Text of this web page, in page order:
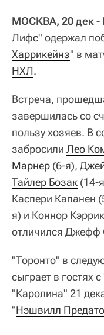
МОСКВА, 20 дек -
Лифс" одержал
Харрикейнз" в
НХЛ.
Встреча,
завершилась со
пользу хозяев. В
забросили Лео
Марнер (6-я),
Тайлер Бозак (14-
Каспери Капанен
я) и Коннор
отличился Джефф
"Торонто" в
сыграет в гостях с
"Каролина" 21
"Нэшвилл